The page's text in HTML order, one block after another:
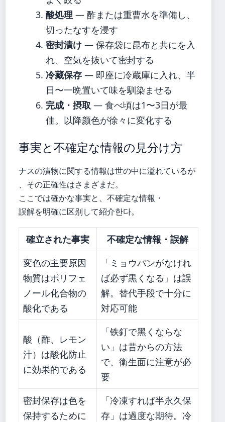
酸処理 — 酢または重曹水を準備し、
切ったなすを浸す
密封漬け — 保存袋に昆布と共にを入
れ、空気を抜いて密封する
冷藏保存 — 即座に冷蔵庫に入れ、半
日〜一晩置いて味を馴染ませる
完成・摂取 — 食べ頃は1〜3日が最
佳。以降颜色が徐々に変化する
事実と不確定な情報の見分け方
ナスの漬物に関する情報は世の中に溢れているが
、その正確性はさまざまだ。
ここでは確かな事実と、不確定な情報・
誤解を明確に区别して紹介한다。
確立された事実
不確定な情報・誤解
変色の主要原因
物質はポリフェ
ノール化合物の
酸化である
「ミョウバンがなけれ
ば必ず黒くなる」は誤
解。替代手段で十分に
対応可能
酸（酢、レモン
汁）は酸化防止
に効果的である
「铁釘で黑くならな
い」は昔からの方法
で、衛生面に注意が必
要
密封保存は色を
保持するために
「冷凍すれば半永久保
存」は過度な期待。冷